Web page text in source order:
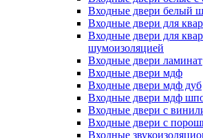
Входные двери белый
Входные двери для
Входные двери для
шумоизоляцией
Входные двери ламинат
Входные двери мдф
Входные двери мдф дуб
Входные двери мдф
Входные двери с
Входные двери с
Входные